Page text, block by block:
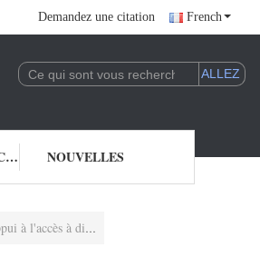
Demandez une citation French
DE LA TECHNOLOGIE DE L'IA.NOUS
DEMANDEZ UNE CITATION NOUVELLES
à distance